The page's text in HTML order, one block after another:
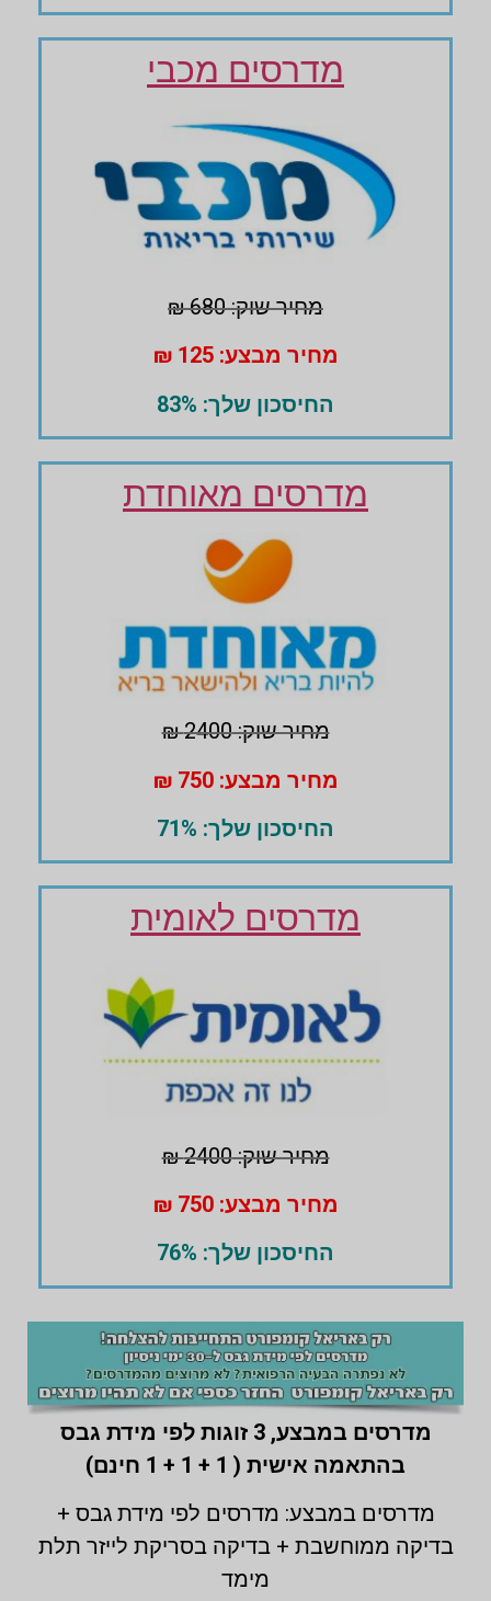
מדרסים מכבי
מחיר שוק: 680 ₪
מחיר מבצע: 125 ₪
החיסכון שלך: 83%
מדרסים מאוחדת
מחיר שוק: 2400 ₪
מחיר מבצע: 750 ₪
החיסכון שלך: 71%
מדרסים לאומית
מחיר שוק: 2400 ₪
מחיר מבצע: 750 ₪
החיסכון שלך: 76%
מדרסים במבצע,
3 זוגות לפי מידת גבס
בהתאמה אישית ( 1 + 1 + 1 חינם)
מדרסים במבצע: מדרסים לפי מידת גבס +
בדיקה ממוחשבת + בדיקה בסריקת לייזר תלת
מימד